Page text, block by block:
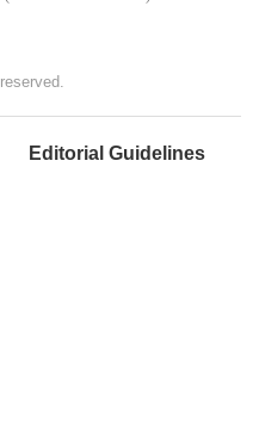
Editorial Guidelines